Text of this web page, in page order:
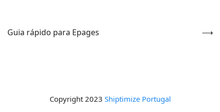
Guia rápido para Epages
Copyright 2023 Shiptimize Portugal